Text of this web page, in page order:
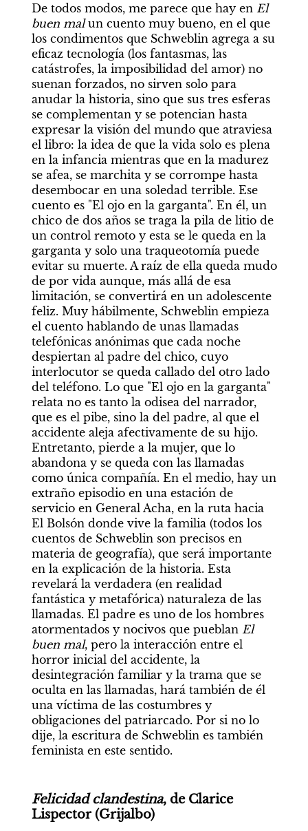
De todos modos, me parece que hay en El
buen mal un cuento muy bueno, en el que
los condimentos que Schweblin agrega a su
eficaz tecnología (los fantasmas, las
catástrofes, la imposibilidad del amor) no
suenan forzados, no sirven solo para
anudar la historia, sino que sus tres esferas
se complementan y se potencian hasta
expresar la visión del mundo que atraviesa
el libro: la idea de que la vida solo es plena
en la infancia mientras que en la madurez
se afea, se marchita y se corrompe hasta
desembocar en una soledad terrible. Ese
cuento es "El ojo en la garganta". En él, un
chico de dos años se traga la pila de litio de
un control remoto y esta se le queda en la
garganta y solo una traqueotomía puede
evitar su muerte. A raíz de ella queda mudo
de por vida aunque, más allá de esa
limitación, se convertirá en un adolescente
feliz. Muy hábilmente, Schweblin empieza
el cuento hablando de unas llamadas
telefónicas anónimas que cada noche
despiertan al padre del chico, cuyo
interlocutor se queda callado del otro lado
del teléfono. Lo que "El ojo en la garganta"
relata no es tanto la odisea del narrador,
que es el pibe, sino la del padre, al que el
accidente aleja afectivamente de su hijo.
Entretanto, pierde a la mujer, que lo
abandona y se queda con las llamadas
como única compañía. En el medio, hay un
extraño episodio en una estación de
servicio en General Acha, en la ruta hacia
El Bolsón donde vive la familia (todos los
cuentos de Schweblin son precisos en
materia de geografía), que será importante
en la explicación de la historia. Esta
revelará la verdadera (en realidad
fantástica y metafórica) naturaleza de las
llamadas. El padre es uno de los hombres
atormentados y nocivos que pueblan El
buen mal, pero la interacción entre el
horror inicial del accidente, la
desintegración familiar y la trama que se
oculta en las llamadas, hará también de él
una víctima de las costumbres y
obligaciones del patriarcado. Por si no lo
dije, la escritura de Schweblin es también
feminista en este sentido.
Felicidad clandestina, de Clarice
Lispector (Grijalbo)